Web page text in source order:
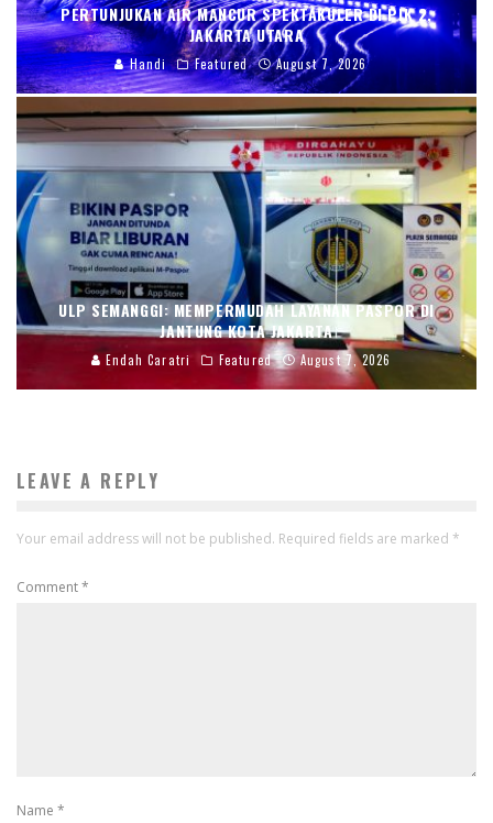
PERTUNJUKAN AIR MANCUR SPEKTAKULER DI PIK 2,
JAKARTA UTARA
Handi Featured August 7, 2026
ULP SEMANGGI: MEMPERMUDAH LAYANAN PASPOR DI
JANTUNG KOTA JAKARTA
Endah Caratri Featured August 7, 2026
LEAVE A REPLY
Your email address will not be published. Required fields are marked *
Comment*
Name *